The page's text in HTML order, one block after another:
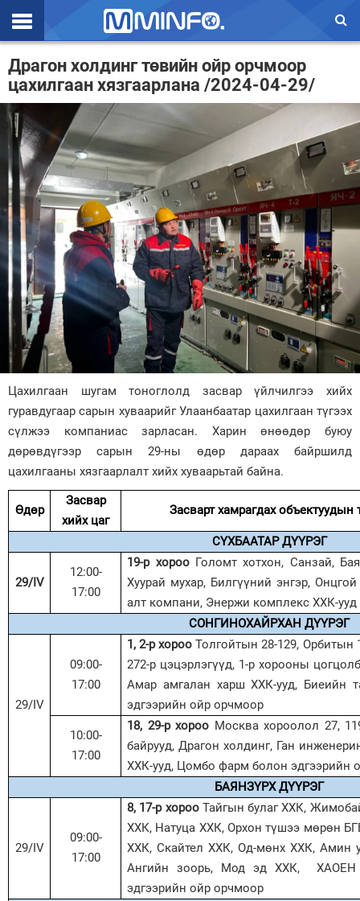
Эхлэл
Цаг агаар
Валют ханш
Улс төр
Эдийн засаг
Үзэл бодол
Спорт
Нийгэм
Дэлхий
Энтертайнмэнт
Зурхай
Драгон холдинг төвийн ойр орчмоор
цахилгаан хязгаарлана /2024-04-29/
Цахилгаан шугам тоноглолд засвар үйлчилгээ хийх
гуравдугаар сарын хуваарийг Улаанбаатар цахилгаан түгээх
сүлжээ компаниас зарласан. Харин өнөөдөр буюу
дөрөвдүгээр сарын 29-ны өдөр дараах байршилд
цахилгааны хязгаарлалт хийх хуваарьтай байна.
Өдөр
Засвар
хийх цаг
Засварт хамрагдах
СҮХБААТАР ДҮҮРЭГ
29/IV
12:00-
17:00
19-р хорооГоломт хотхон, Санзай,
Хуурай мухар, Билгүүний энгэр,
алт компани, Энержи комплекс ХХК-ууд
СОНГИНОХАЙРХАН ДҮҮРЭГ
29/IV
09:00-
17:00
1, 2-р хороо Толгойтын 28-129, Орбитын
272-р цэцэрлэгүүд, 1-р хорооны
Амар амгалан харш ХХК-ууд, Биеийн
эдгээрийн ойр орчмоор
10:00-
17:00
18, 29-р хороо Москвахороолол 27,
байрууд, Драгон холдинг, Ган
ХХК-ууд, Цомбо фарм болонэдгээрийн
БАЯНЗҮРХ ДҮҮРЭГ
29/IV
09:00-
17:00
8, 17-р хорооТайгын булаг ХХК,
ХХК, Натуца ХХК, Орхон түшээ мөрөн
ХХК, Скайтел ХХК, Од-мөнх ХХК, Амин
Ангийн зоорь, Мод эд ХХК, ХАОЕН
эдгээрийн ойр орчмоор